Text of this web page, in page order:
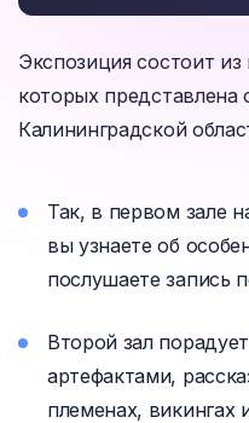
Экспозиция состоит
которых представлена
Калининградской
Так, в первом зале
вы узнаете об
послушаете запись
Второй зал
артефактами,
племенах, викингах